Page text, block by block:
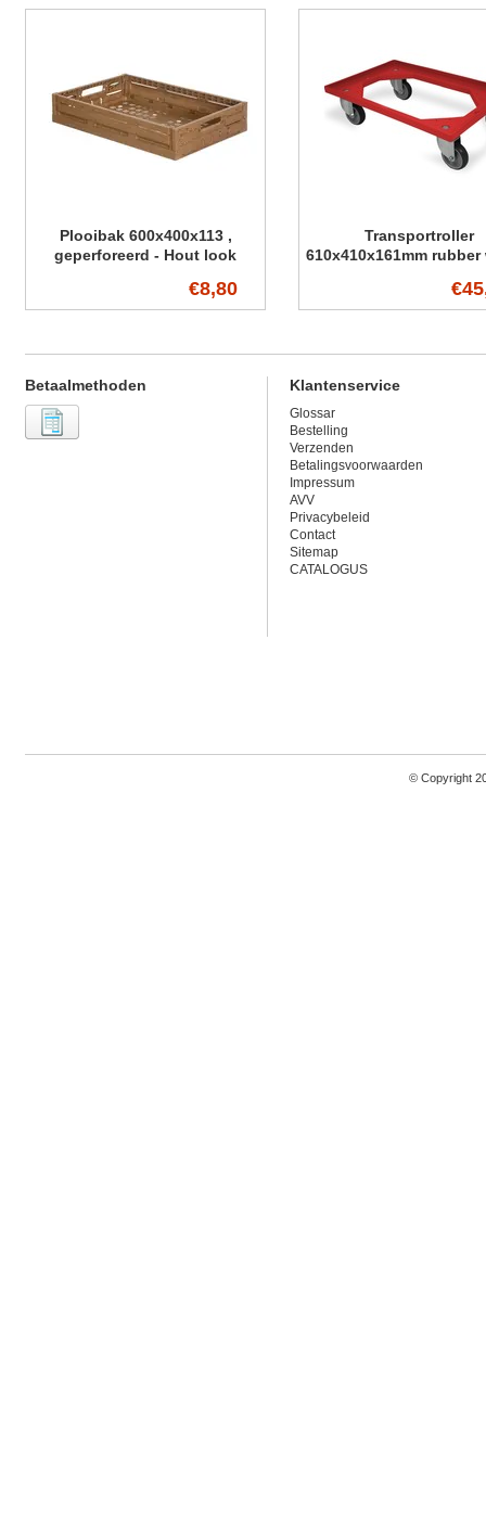
Plooibak 600x400x113 ,
geperforeerd - Hout look
€8,80
Transportroller
610x410x161mm rubber
Betaalmethoden Klantenservice
Glossar
Bestelling
Verzenden
Betalingsvoorwaarden
Impressum
AVV
Privacybeleid
Contact
Sitemap
CATALOGUS
© Copyright